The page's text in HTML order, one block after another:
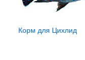
Корм для Цихлид